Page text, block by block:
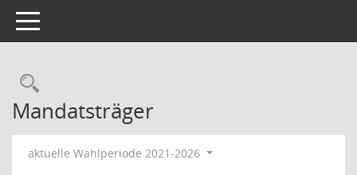
Toggle navigation
Rechercheauswahl
Mandatsträger
aktuelle Wahlperiode 2021-2026